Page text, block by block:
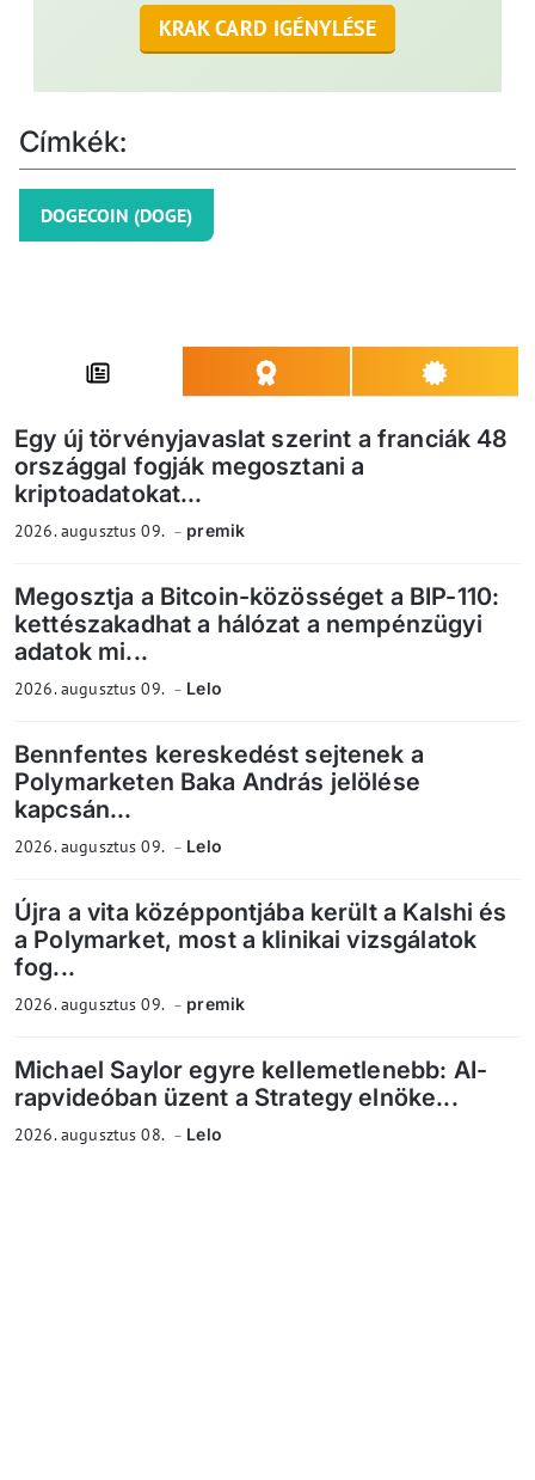
KRAK CARD IGÉNYLÉSE
Címkék:
DOGECOIN (DOGE)
Egy új törvényjavaslat szerint a franciák 48
országgal fogják megosztani a
kriptoadatokat...
2026. augusztus 09. premik
Megosztja a Bitcoin-közösséget a BIP-110:
kettészakadhat a hálózat a nempénzügyi
adatok mi...
2026. augusztus 09. Lelo
Bennfentes kereskedést sejtenek a
Polymarketen Baka András jelölése
kapcsán...
2026. augusztus 09. Lelo
Újra a vita középpontjába került a Kalshi és
a Polymarket, most a klinikai vizsgálatok
fog...
2026. augusztus 09. premik
Michael Saylor egyre kellemetlenebb: AI-
rapvideóban üzent a Strategy elnöke...
2026. augusztus 08. Lelo